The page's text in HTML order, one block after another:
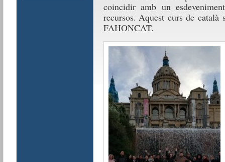
coincidir amb un
recursos. Aquest curs de català
FAHONCAT.